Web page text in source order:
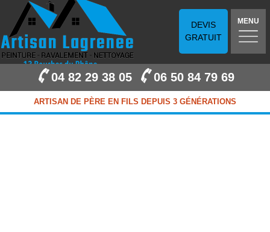
DEVIS
GRATUIT
MENU
04 82 29 38 05 06 50 84 79 69
ARTISAN DE PÈRE EN FILS DEPUIS 3 GÉNÉRATIONS